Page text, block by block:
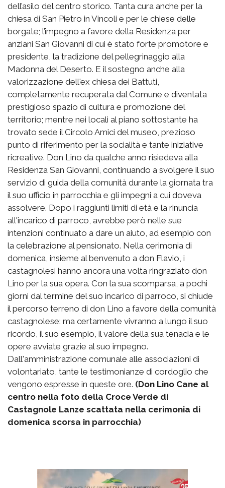
dell’asilo del centro storico. Tanta cura anche per la
chiesa di San Pietro in Vincoli e per le chiese delle
borgate; l’impegno a favore della Residenza per
anziani San Giovanni di cui è stato forte promotore e
presidente, la tradizione del pellegrinaggio alla
Madonna del Deserto. E il sostegno anche alla
valorizzazione dell'ex chiesa dei Battuti,
completamente recuperata dal Comune e diventata
prestigioso spazio di cultura e promozione del
territorio; mentre nei locali al piano sottostante ha
trovato sede il Circolo Amici del museo, prezioso
punto di riferimento per la socialità e tante iniziative
ricreative. Don Lino da qualche anno risiedeva alla
Residenza San Giovanni, continuando a svolgere il suo
servizio di guida della comunità durante la giornata tra
il suo ufficio in parrocchia e gli impegni a cui doveva
assolvere. Dopo i raggiunti limiti di età e la rinuncia
all'incarico di parroco, avrebbe però nelle sue
intenzioni continuato a dare un aiuto, ad esempio con
la celebrazione al pensionato. Nella cerimonia di
domenica, insieme al benvenuto a don Flavio, i
castagnolesi hanno ancora una volta ringraziato don
Lino per la sua opera. Con la sua scomparsa, a pochi
giorni dal termine del suo incarico di parroco, si chiude
il percorso terreno di don Lino a favore della comunità
castagnolese: ma certamente vivranno a lungo il suo
ricordo, il suo esempio, il valore della sua tenacia e le
opere avviate grazie al suo impegno.
Dall'amministrazione comunale alle associazioni di
volontariato, tante le testimonianze di cordoglio che
vengono espresse in queste ore. (Don Lino Cane al
centro nella foto della Croce Verde di
Castagnole Lanze scattata nella cerimonia di
domenica scorsa in parrocchia)